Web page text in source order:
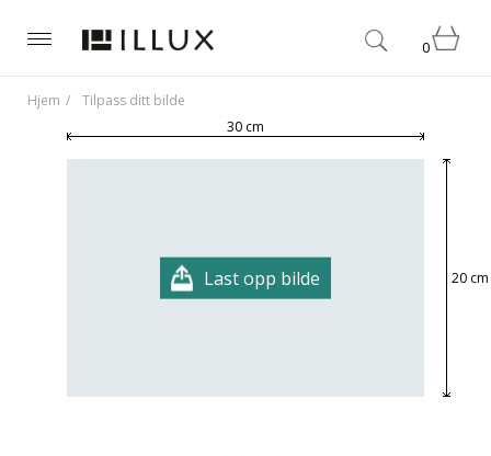
0
Hjem
Tilpass ditt bilde
30 cm
20 cm
Last opp bilde